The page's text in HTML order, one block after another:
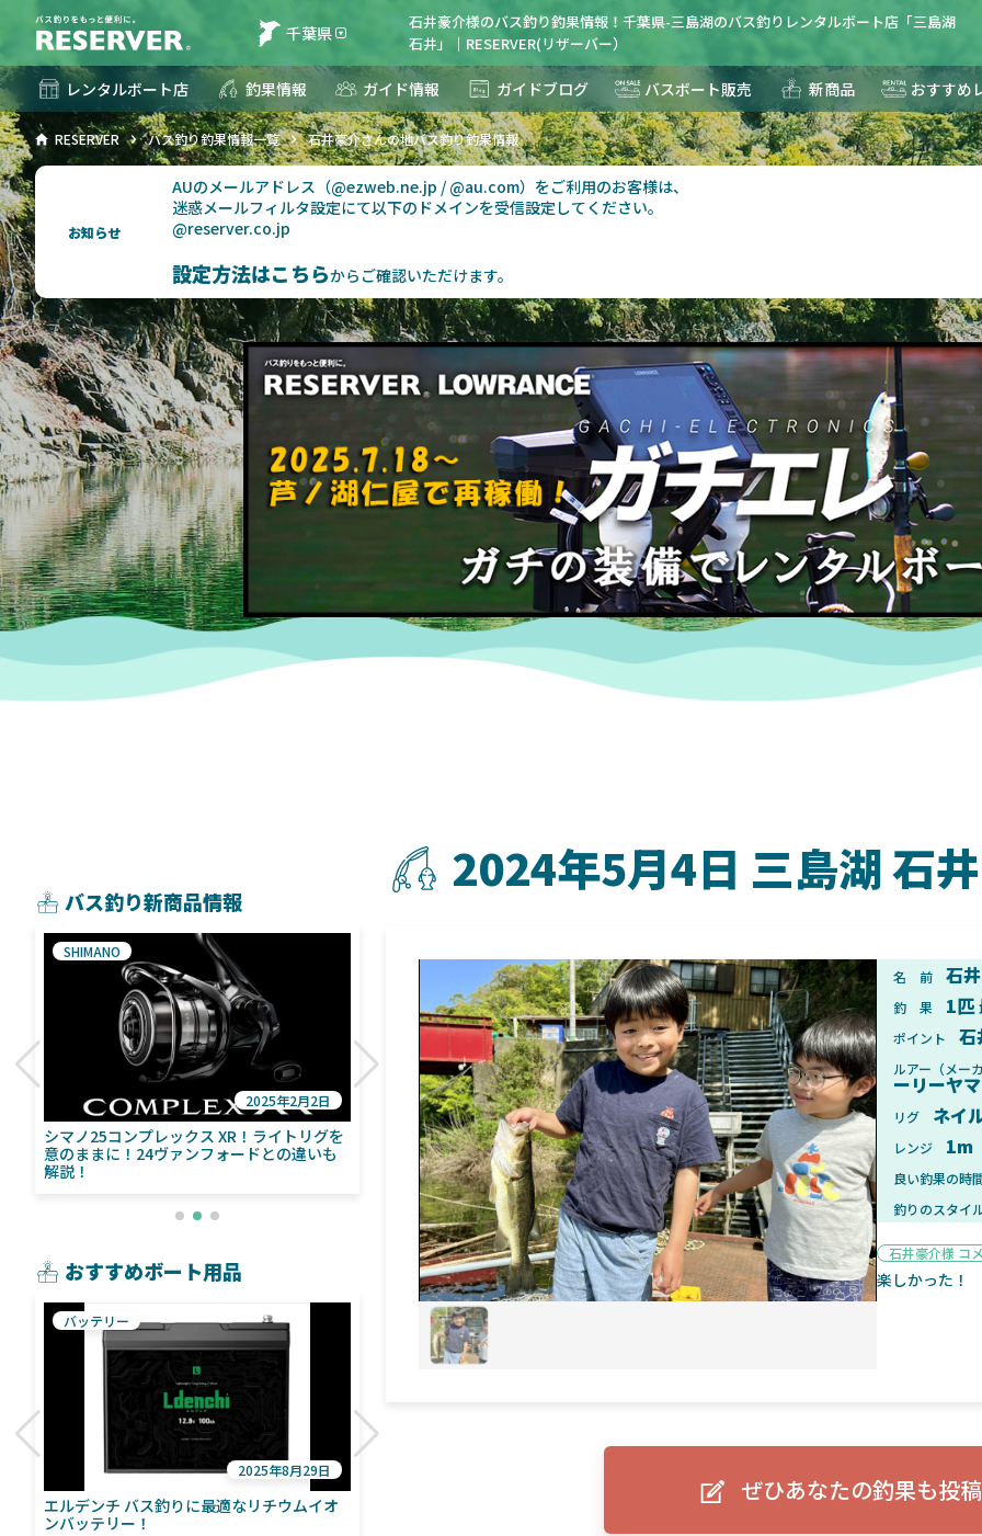
千葉県
石井豪介様のバス釣り釣果情報！千葉県-三島湖のバス釣りレンタルボート店「三島湖
石井」｜RESERVER(リザーバー）
レンタルボート店 釣果情報 ガイド情報 ガイドブログ バスボート販売 新商品 おすすめ
RESERVER バス釣り釣果情報一覧 石井豪介さんの地バス釣り釣果情報
お知らせ
AUのメールアドレス（@ezweb.ne.jp / @au.com）をご利用のお客様は、
迷惑メールフィルタ設定にて以下のドメインを受信設定してください。
@reserver.co.jp
設定方法はこちらからご確認いただけます。
2024年5月4日 三島湖 石
名 前 石
釣 果 1匹
ポイント 石
ルアー（メー
ーリーヤ
リグ ネイ
レンジ 1m
良い釣果の時
釣りのスタイ
石井豪介様 コ
楽しかった！
ぜひあなたの釣果も投
バス釣り新商品情報
シマノ25コンプレックス XR！ライトリグを
意のままに！24ヴァンフォードとの違いも
解説！
SHIMANO
2025年2月2日
シマノ24ヴァンフォード！自重155gと超軽
量！ストラディックとの違いも解説！
2025年1月28日
2025年11月発売予定！DAIWA ふ
ふく魚はビッグベイト初心者にお
おすすめボート用品
エルデンチ バス釣りに最適なリチウムイオ
ンバッテリー！
バッテリー
2025年8月29日
ライブソナーをより身近に！HOOK REVEAL
魚探
ELowrance EAGLE 7/9インチ トリ